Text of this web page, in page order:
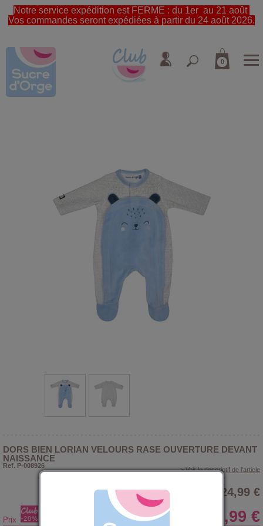
Notre service expédition est FERME : du 1er au 21 août
Vos commandes seront expédiées à partir du 24 août 2026.
0
DORS BIEN LORIAN VELOURS RASE OUVERTURE DEVANT
NAISSANCE
Ref. P-008926
> Voir le descriptif de l'article
24,99 €
Prix 19,99 €